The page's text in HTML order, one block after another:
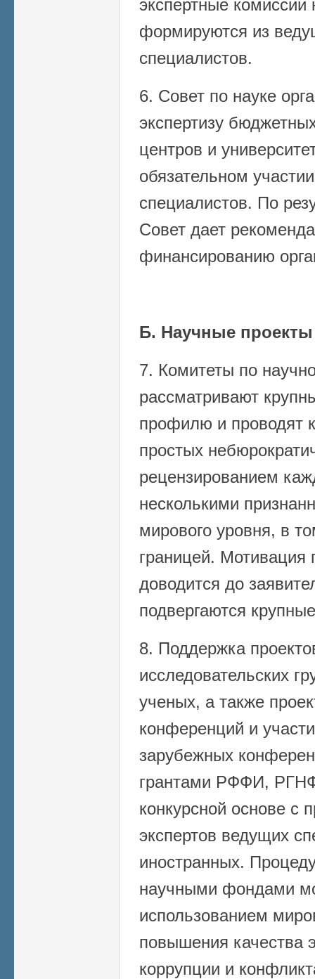
экспертные комиссии
формируются из
специалистов.
6. Совет по науке
экспертизу
центров и
обязательном
специалистов. По
Совет дает
финансированию
Б. Научные проекты
7. Комитеты по
рассматривают
профилю и проводят
простых
рецензированием
несколькими
мирового уровня, в
границей.
доводится до
подвергаются
8. Поддержка
исследовательских
ученых, а также
конференций и
зарубежных
грантами РФФИ,
конкурсной основе с
экспертов ведущих
иностранных.
научными фондами
использованием
повышения качества
коррупции и